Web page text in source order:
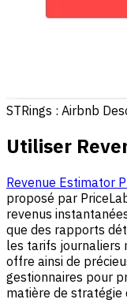
STRings : Airbnb
Utiliser
Revenue Estimator
proposé par
revenus
que des rapports
les tarifs journaliers
offre ainsi de
gestionnaires pour
matière de stratégie